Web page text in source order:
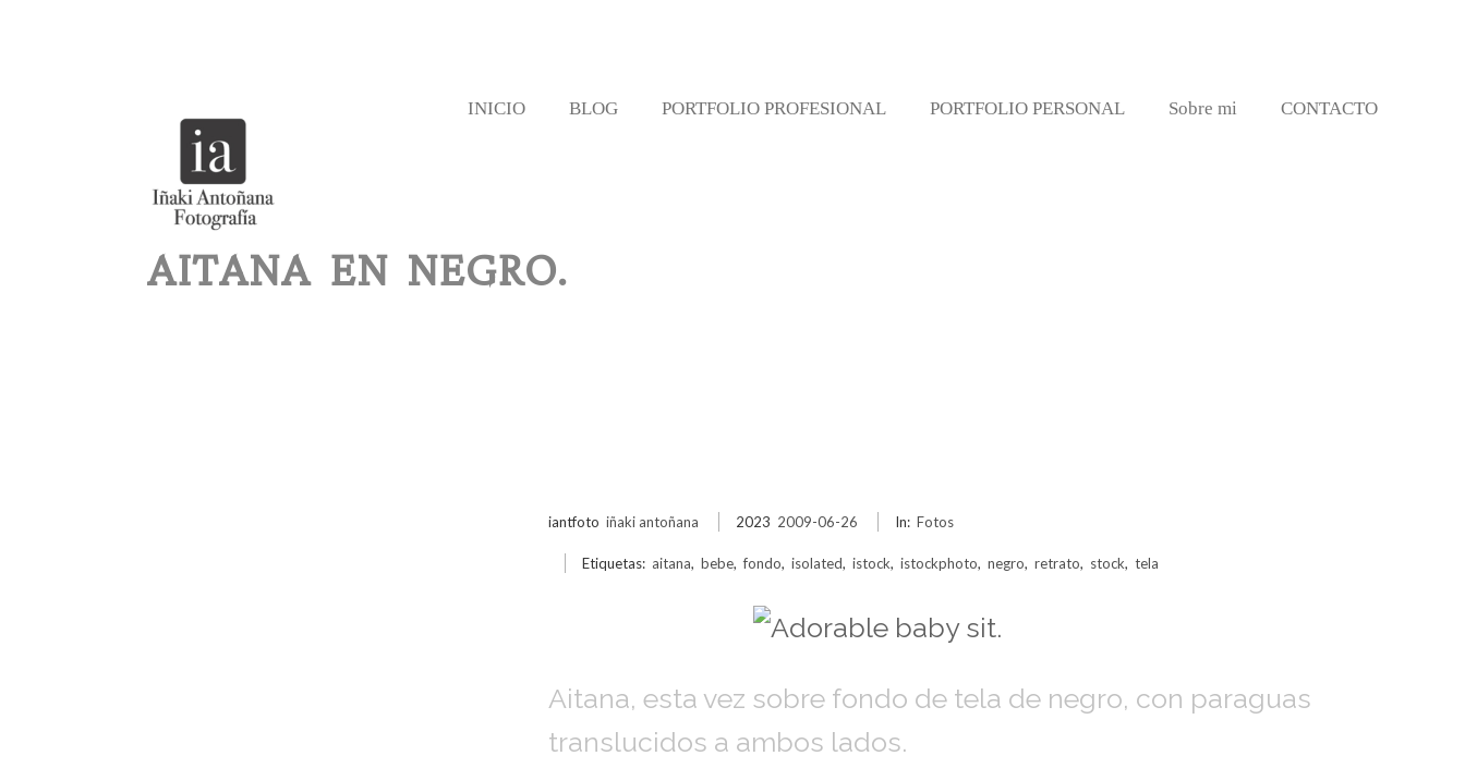
INICIO BLOG PORTFOLIO PROFESIONAL PORTFOLIO PERSONAL Sobre mi CONTACTO
AITANA EN NEGRO.
iantfoto iñaki antoñana 2023 2009-06-26 In: Fotos
Etiquetas: aitana, bebe, fondo, isolated, istock, istockphoto, negro, retrato, stock, tela
Aitana, esta vez sobre fondo de tela de negro, con paraguas
translucidos a ambos lados.